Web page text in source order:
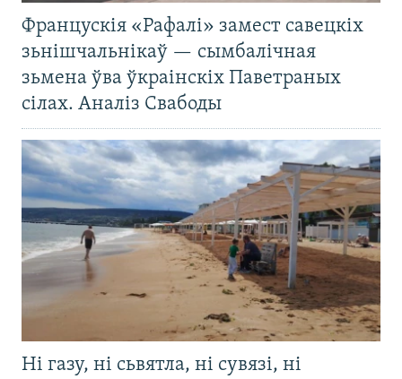
Францускія «Рафалі» замест савецкіх
зьнішчальнікаў — сымбалічная
зьмена ўва ўкраінскіх Паветраных
сілах. Аналіз Свабоды
Ні газу, ні сьвятла, ні сувязі, ні